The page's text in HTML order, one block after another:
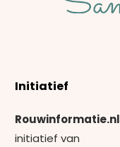
Initiatief
Rouwinformatie.nl
initiatief van